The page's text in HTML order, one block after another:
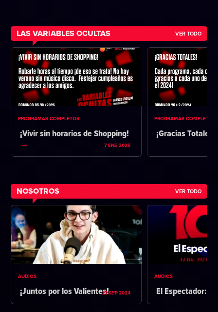
LAS VARIABLES OCULTAS VER TODO
PROGRAMAS COMPLETOS
¡Vivir sin horarios de Shopping!
7 ENE 2025
PROGRAMAS COMPLETOS
¡Gracias
NOSOTROS VER TODO
AUDIOS
¡Juntos por los Valientes!21 SET 2024
AUDIOS
El Espectador: